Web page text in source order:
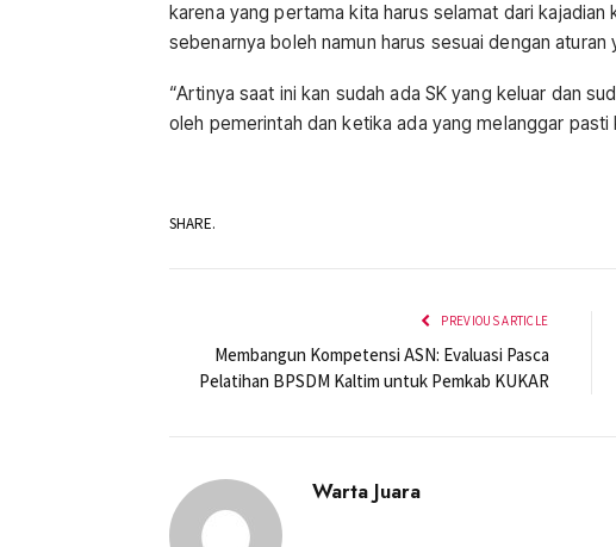
karena yang pertama kita harus selamat dari
sebenarnya boleh namun harus sesuai dengan aturan
“Artinya saat ini kan sudah ada SK yang keluar dan
oleh pemerintah dan ketika ada yang melanggar
SHARE.
PREVIOUS ARTICLE
Membangun Kompetensi ASN: Evaluasi Pasca
Pelatihan BPSDM Kaltim untuk Pemkab KUKAR
Warta Juara